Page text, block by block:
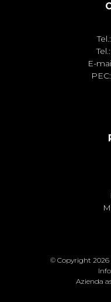
E-
PEC:
© Copyright
Azienda